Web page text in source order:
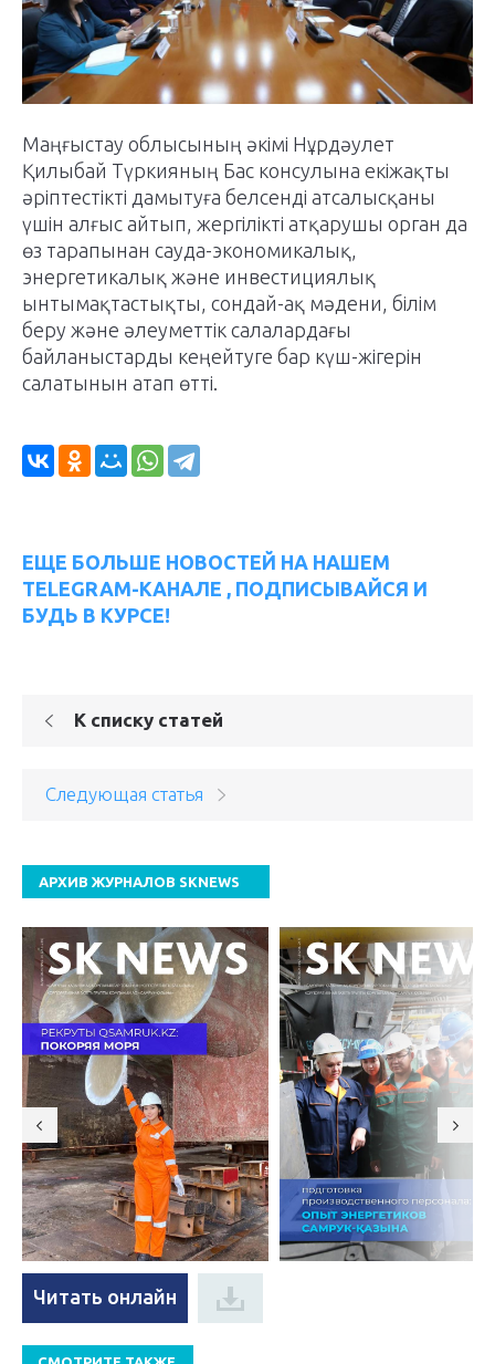
Маңғыстау облысының әкімі Нұрдәулет
Қилыбай Түркияның Бас консулына екіжақты
әріптестікті дамытуға белсенді атсалысқаны
үшін алғыс айтып, жергілікті атқарушы орган да
өз тарапынан сауда-экономикалық,
энергетикалық және инвестициялық
ынтымақтастықты, сондай-ақ мәдени, білім
беру және әлеуметтік салалардағы
байланыстарды кеңейтуге бар күш-жігерін
салатынын атап өтті.
ЕЩЕ БОЛЬШЕ НОВОСТЕЙ НА НАШЕМ
TELEGRAM-КАНАЛЕ , ПОДПИСЫВАЙСЯ И
БУДЬ В КУРСЕ!
К списку статей
Следующая статья
АРХИВ ЖУРНАЛОВ SKNEWS
Читать онлайн